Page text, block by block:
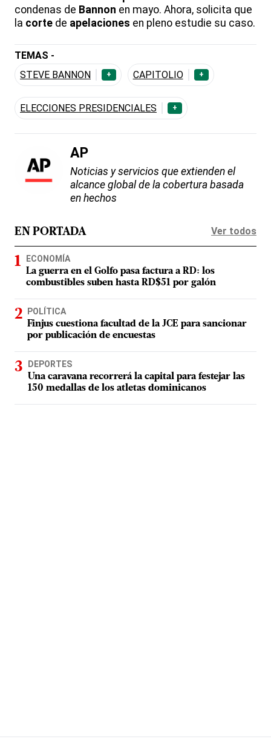
condenas de Bannon en mayo. Ahora, solicita que
la corte de apelaciones en pleno estudie su caso.
TEMAS -
STEVE BANNON
+ CAPITOLIO +
ELECCIONES PRESIDENCIALES +
AP
Noticias y servicios que extienden el
alcance global de la cobertura basada
en hechos
EN PORTADA Ver todos
ECONOMÍA
La guerra en el Golfo pasa factura a RD: los
combustibles suben hasta RD$51 por galón
POLÍTICA
Finjus cuestiona facultad de la JCE para sancionar
por publicación de encuestas
DEPORTES
Una caravana recorrerá la capital para festejar las
150 medallas de los atletas dominicanos